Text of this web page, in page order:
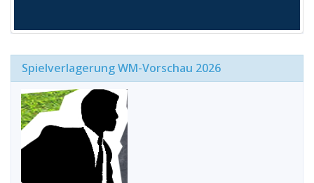
Spielverlagerung WM-Vorschau 2026